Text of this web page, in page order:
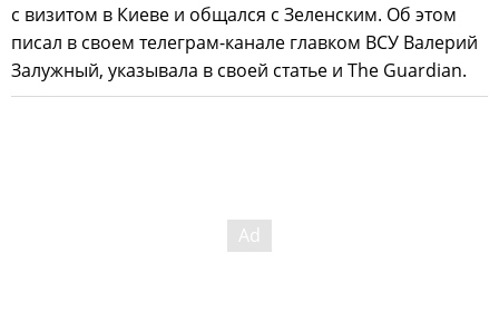
с визитом в Киеве и общался с Зеленским. Об этом
писал в своем телеграм-канале главком ВСУ Валерий
Залужный, указывала в своей статье и The Guardian.